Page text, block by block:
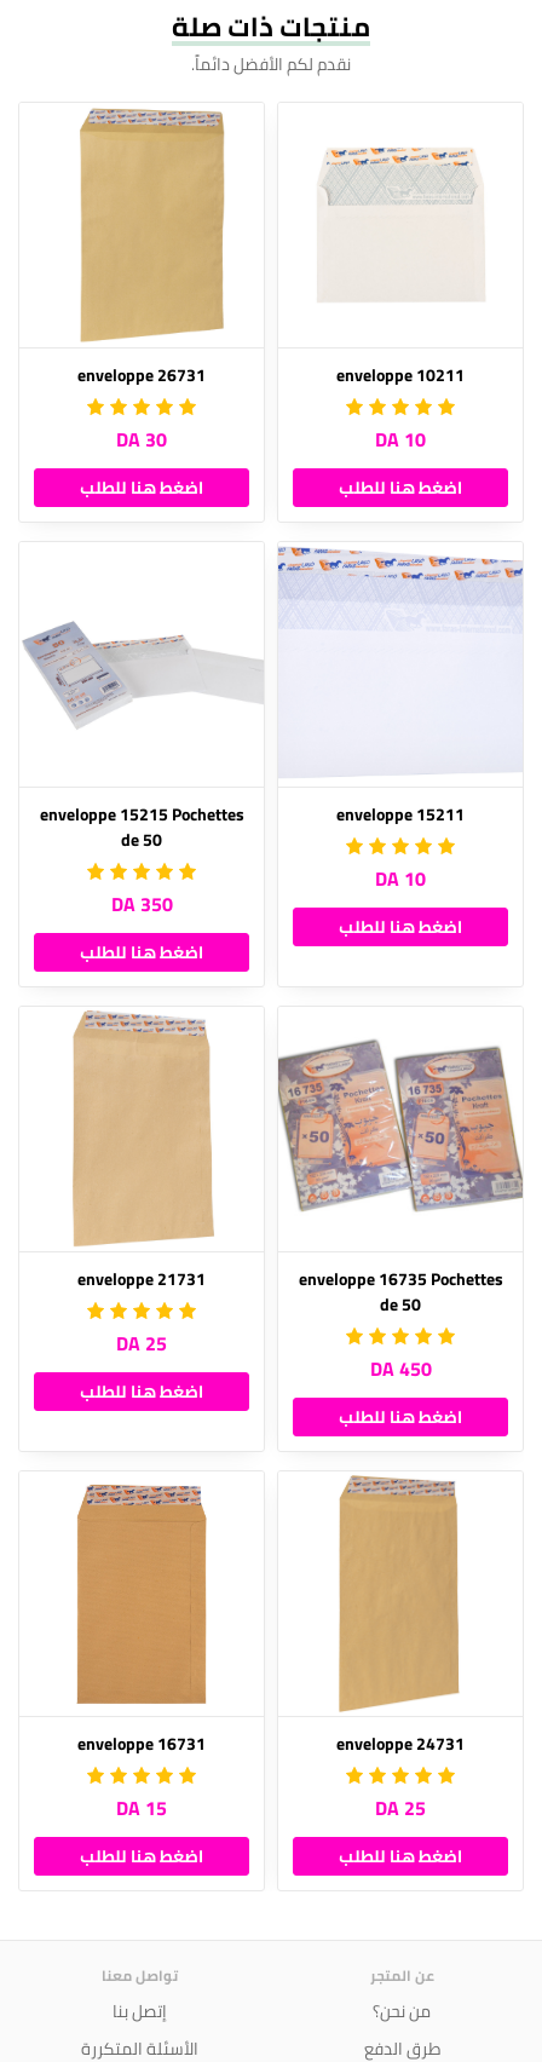
منتجات ذات صلة
نقدم لكم الأفضل دائماً.
enveloppe 10211
10 DA
اضغط هنا للطلب
enveloppe 26731
30 DA
اضغط هنا للطلب
enveloppe 15211
10 DA
اضغط هنا للطلب
enveloppe 15215 Pochettes
de 50
350 DA
اضغط هنا للطلب
enveloppe 16735 Pochettes
de 50
450 DA
اضغط هنا للطلب
enveloppe 21731
25 DA
اضغط هنا للطلب
enveloppe 24731
25 DA
اضغط هنا للطلب
enveloppe 16731
15 DA
اضغط هنا للطلب
عن المتجر
من نحن؟
طرق الدفع
تواصل معنا
إتصل بنا
الأسئلة المتكررة